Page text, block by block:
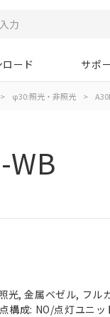
ード サポ
> φ30:照光・非照光 >
WB
光, 金属ベゼル, フル
構成: NO/点灯ユニ